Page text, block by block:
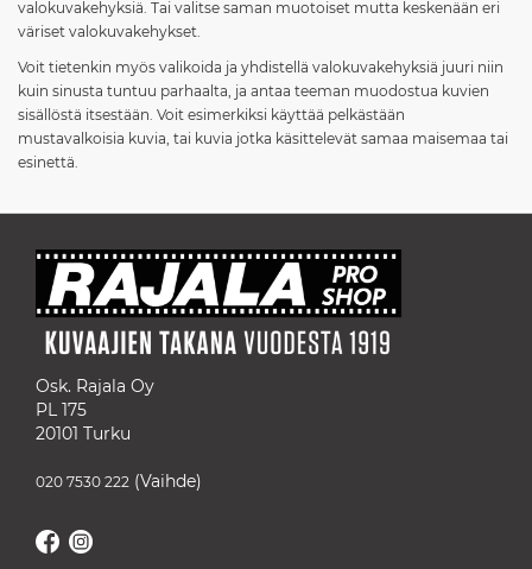
valokuvakehyksiä. Tai valitse saman muotoiset mutta keskenään eri
väriset valokuvakehykset.
Voit tietenkin myös valikoida ja yhdistellä valokuvakehyksiä juuri niin
kuin sinusta tuntuu parhaalta, ja antaa teeman muodostua kuvien
sisällöstä itsestään. Voit esimerkiksi käyttää pelkästään
mustavalkoisia kuvia, tai kuvia jotka käsittelevät samaa maisemaa tai
esinettä.
Osk. Rajala Oy
PL 175
20101 Turku
020 7530 222 (Vaihde)